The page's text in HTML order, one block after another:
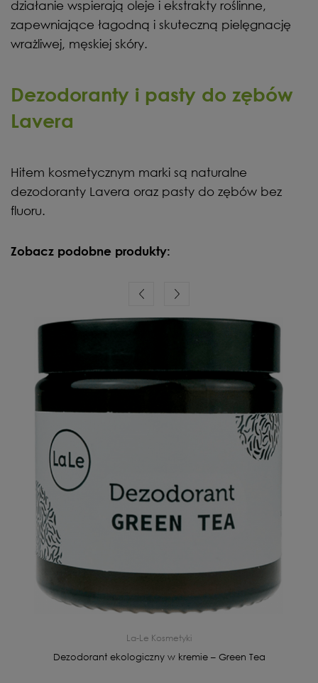
działanie wspierają oleje i ekstrakty roślinne,
zapewniające łagodną i skuteczną pielęgnację
wrażliwej, męskiej skóry.
Dezodoranty i pasty do zębów
Lavera
Hitem kosmetycznym marki są naturalne
dezodoranty Lavera oraz pasty do zębów bez
fluoru.
Zobacz podobne produkty:
La-Le Kosmetyki
Dezodorant ekologiczny w kremie – Green Tea